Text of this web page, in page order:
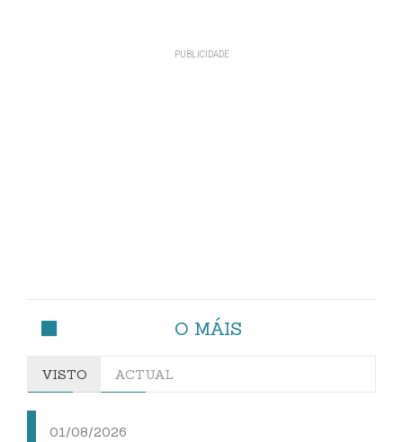
O MÁIS
VISTO ACTUAL
01/08/2026